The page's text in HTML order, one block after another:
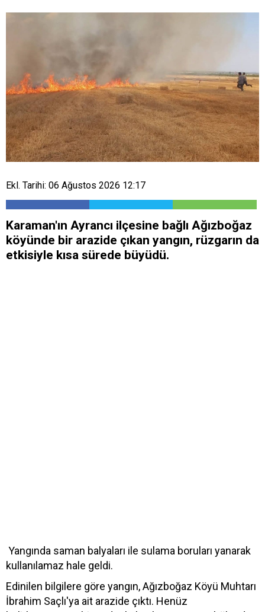
Ekl. Tarihi: 06 Ağustos 2026 12:17
Karaman'ın Ayrancı ilçesine bağlı Ağızboğaz
köyünde bir arazide çıkan yangın, rüzgarın da
etkisiyle kısa sürede büyüdü.
Yangında saman balyaları ile sulama boruları yanarak
kullanılamaz hale geldi.
Edinilen bilgilere göre yangın, Ağızboğaz Köyü Muhtarı
İbrahim Saçlı'ya ait arazide çıktı. Henüz